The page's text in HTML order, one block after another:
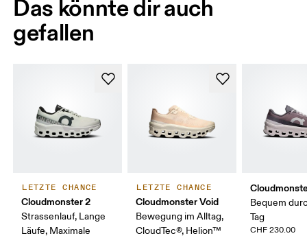
Das könnte dir auch
gefallen
LETZTE CHANCE
Cloudmonster 2
Strassenlauf, Lange
Läufe, Maximale
LETZTE CHANCE
Cloudmonster Void
Bewegung im Alltag,
CloudTec®, Helion™
Bequem
Tag
CHF 230.00